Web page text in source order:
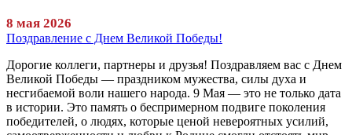
8 мая 2026
Поздравление с Днем Великой Победы!
Дорогие коллеги, партнеры и друзья! Поздравляем вас с Днем
Великой Победы — праздником мужества, силы духа и
несгибаемой воли нашего народа. 9 Мая — это не только дата
в истории. Это память о беспримерном подвиге поколения
победителей, о людях, которые ценой невероятных усилий,